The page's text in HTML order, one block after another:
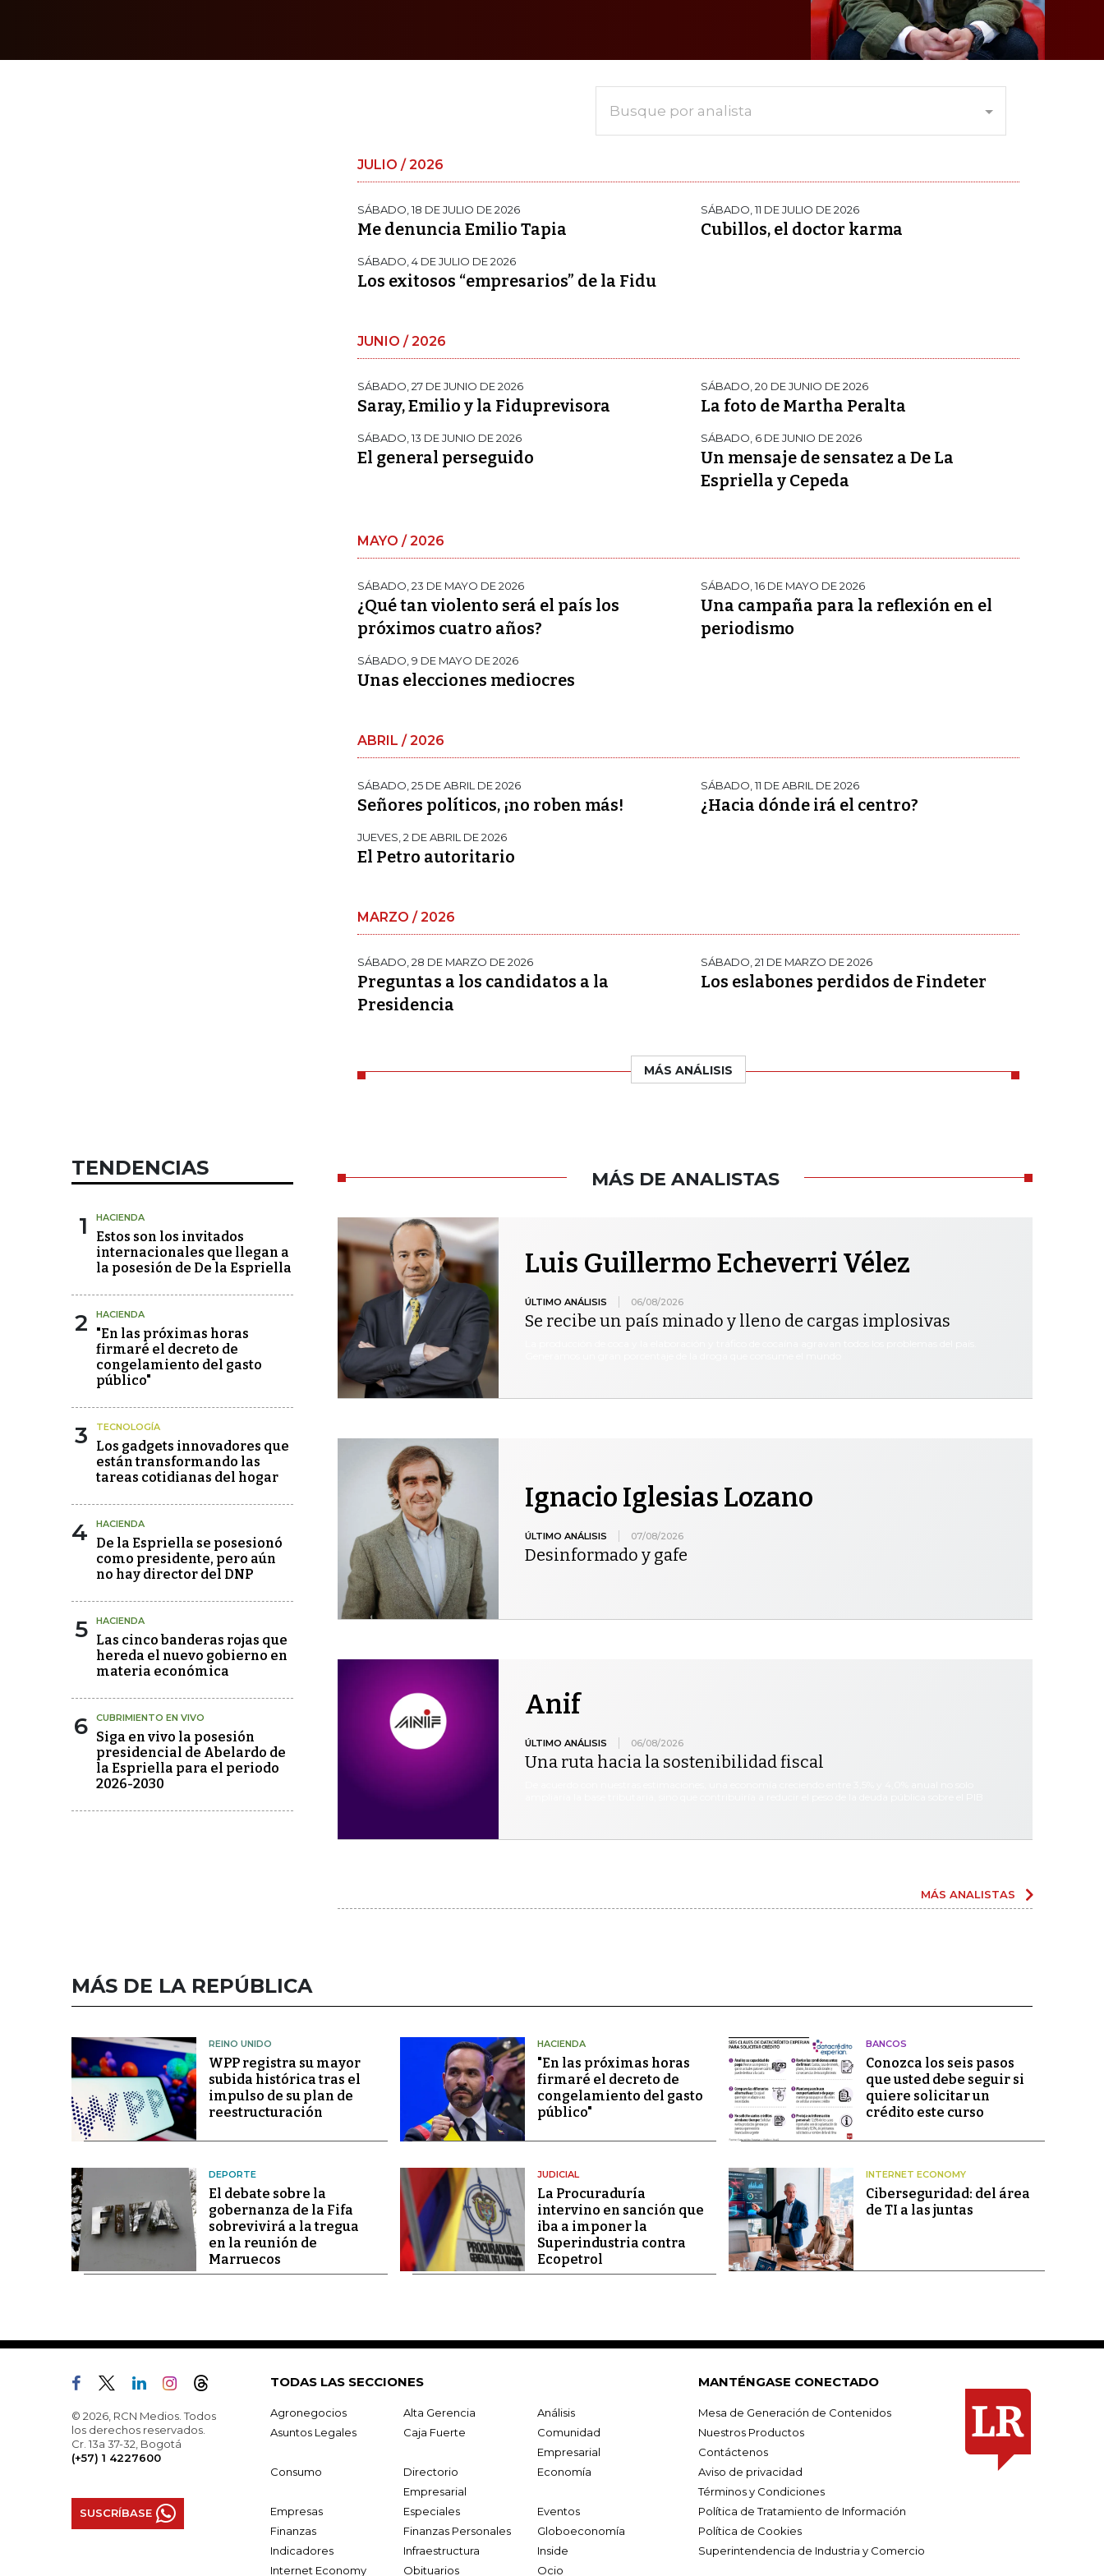
Busque por analista
JULIO / 2026
SÁBADO, 18 DE JULIO DE 2026
Me denuncia Emilio Tapia
SÁBADO, 11 DE JULIO DE 2026
Cubillos, el doctor karma
SÁBADO, 4 DE JULIO DE 2026
Los exitosos “empresarios” de la Fidu
JUNIO / 2026
SÁBADO, 27 DE JUNIO DE 2026
Saray, Emilio y la Fiduprevisora
SÁBADO, 20 DE JUNIO DE 2026
La foto de Martha Peralta
SÁBADO, 13 DE JUNIO DE 2026
El general perseguido
SÁBADO, 6 DE JUNIO DE 2026
Un mensaje de sensatez a De La
Espriella y Cepeda
MAYO / 2026
SÁBADO, 23 DE MAYO DE 2026
¿Qué tan violento será el país los
próximos cuatro años?
SÁBADO, 16 DE MAYO DE 2026
Una campaña para la reflexión en el
periodismo
SÁBADO, 9 DE MAYO DE 2026
Unas elecciones mediocres
ABRIL / 2026
SÁBADO, 25 DE ABRIL DE 2026
Señores políticos, ¡no roben más!
SÁBADO, 11 DE ABRIL DE 2026
¿Hacia dónde irá el centro?
JUEVES, 2 DE ABRIL DE 2026
El Petro autoritario
MARZO / 2026
SÁBADO, 28 DE MARZO DE 2026
Preguntas a los candidatos a la
Presidencia
SÁBADO, 21 DE MARZO DE 2026
Los eslabones perdidos de Findeter
MÁS ANÁLISIS
TENDENCIAS
1 HACIENDA
Estos son los invitados
internacionales que llegan a
la posesión de De la Espriella
2 HACIENDA
"En las próximas horas
firmaré el decreto de
congelamiento del gasto
público"
3 TECNOLOGÍA
Los gadgets innovadores que
están transformando las
tareas cotidianas del hogar
4 HACIENDA
De la Espriella se posesionó
como presidente, pero aún
no hay director del DNP
5 HACIENDA
Las cinco banderas rojas que
hereda el nuevo gobierno en
materia económica
6 CUBRIMIENTO EN VIVO
Siga en vivo la posesión
presidencial de Abelardo de
la Espriella para el periodo
2026-2030
MÁS DE ANALISTAS
Luis Guillermo Echeverri Vélez
ÚLTIMO ANÁLISIS 06/08/2026
Se recibe un país minado y lleno de cargas implosivas
Ignacio Iglesias Lozano
ÚLTIMO ANÁLISIS 07/08/2026
Desinformado y gafe
Anif
ÚLTIMO ANÁLISIS 06/08/2026
Una ruta hacia la sostenibilidad fiscal
MÁS ANALISTAS
MÁS DE LA REPÚBLICA
REINO UNIDO
WPP registra su mayor
subida histórica tras el
impulso de su plan de
reestructuración
HACIENDA
"En las próximas horas
firmaré el decreto de
congelamiento del gasto
público"
BANCOS
Conozca los seis pasos
que usted debe seguir si
quiere solicitar un
crédito este curso
DEPORTE
El debate sobre la
gobernanza de la Fifa
sobrevivirá a la tregua
en la reunión de
Marruecos
JUDICIAL
La Procuraduría
intervino en sanción que
iba a imponer la
Superindustria contra
Ecopetrol
INTERNET ECONOMY
Ciberseguridad: del área
de TI a las juntas
© 2026, RCN Medios. Todos
los derechos reservados.
Cr. 13a 37-32, Bogotá
(+57) 1 4227600
SUSCRÍBASE
TODAS LAS SECCIONES
Agronegocios Alta Gerencia
Análisis
Asuntos Legales
Caja Fuerte
Comunidad
Empresarial
Consumo
Directorio
Empresarial
Economía
Empresas Especiales
Eventos
Finanzas
Finanzas Personales
Globoeconomía
Indicadores
Infraestructura
Inside
Internet Economy
Obituarios Ocio
MANTÉNGASE CONECTADO
Mesa de Generación de Contenidos
Nuestros Productos
Contáctenos
Aviso de privacidad
Términos y Condiciones
Política de Tratamiento de Información
Política de Cookies
Superintendencia de Industria y Comercio